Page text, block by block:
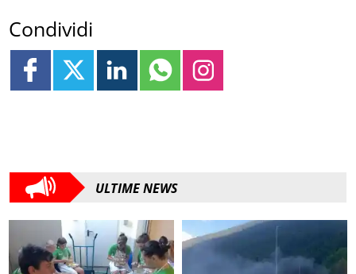
Condividi
ULTIME NEWS